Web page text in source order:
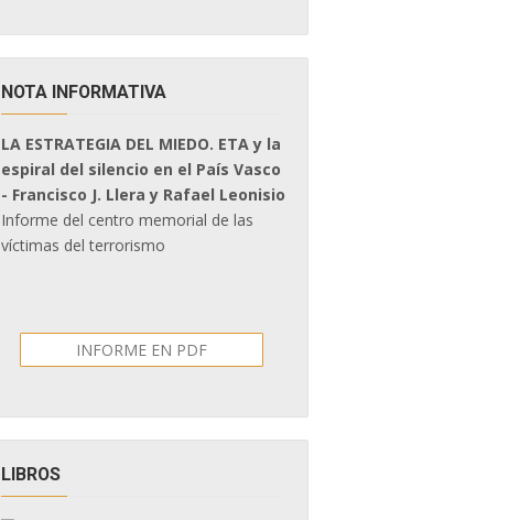
NOTA INFORMATIVA
LA ESTRATEGIA DEL MIEDO. ETA y la
espiral del silencio en el País Vasco
- Francisco J. Llera y Rafael Leonisio
Informe del centro memorial de las
víctimas del terrorismo
INFORME EN PDF
LIBROS